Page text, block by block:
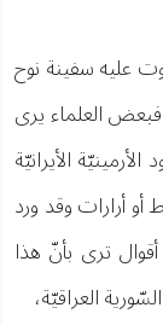
عليه سفينة نوح
العلماء يرى
الأيرانيّة
أرارات وقد ورد
ترى بأنّ هذا
العراقيّة،